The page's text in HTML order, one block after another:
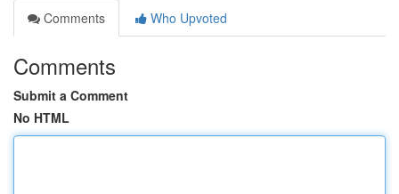
Comments
Who Upvoted
Comments
Submit a Comment
No HTML